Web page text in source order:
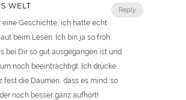
Reply
WELT
eine Geschichte, ich hatte echt
beim Lesen. Ich bin ja so froh,
bei Dir so gut ausgegangen ist und
noch beeinträchtigt. Ich drücke
fest die Daumen, dass es mind. so
noch besser ganz aufhört!